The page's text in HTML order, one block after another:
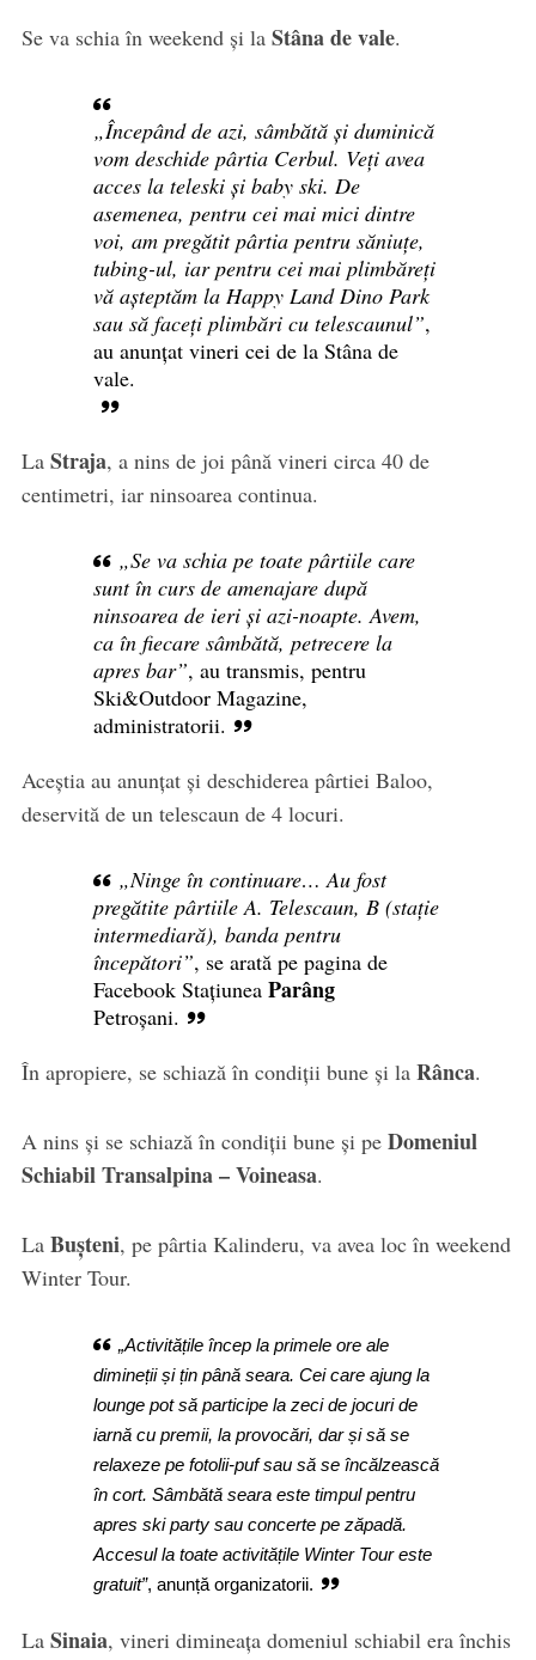
Se va schia în weekend și la Stâna de vale.
„Începând de azi, sâmbătă și duminică
vom deschide pârtia Cerbul. Veți avea
acces la teleski și baby ski. De
asemenea, pentru cei mai mici dintre
voi, am pregătit pârtia pentru săniuțe,
tubing-ul, iar pentru cei mai plimbăreți
vă așteptăm la Happy Land Dino Park
sau să faceți plimbări cu telescaunul”,
au anunțat vineri cei de la Stâna de
vale.
La Straja, a nins de joi până vineri circa 40 de
centimetri, iar ninsoarea continua.
„Se va schia pe toate pârtiile care
sunt în curs de amenajare după
ninsoarea de ieri și azi-noapte. Avem,
ca în fiecare sâmbătă, petrecere la
apres bar”, au transmis, pentru
Ski&Outdoor Magazine,
administratorii.
Aceștia au anunțat și deschiderea pârtiei Baloo,
deservită de un telescaun de 4 locuri.
„Ninge în continuare… Au fost
pregătite pârtiile A. Telescaun, B (stație
intermediară), banda pentru
începători”, se arată pe pagina de
Facebook Stațiunea Parâng
Petroșani.
În apropiere, se schiază în condiții bune și la Rânca.
A nins și se schiază în condiții bune și pe Domeniul
Schiabil Transalpina – Voineasa.
La Bușteni, pe pârtia Kalinderu, va avea loc în weekend
Winter Tour.
„Activitățile încep la primele ore ale
dimineții și țin până seara. Cei care ajung la
lounge pot să participe la zeci de jocuri de
iarnă cu premii, la provocări, dar și să se
relaxeze pe fotolii-puf sau să se încălzească
în cort. Sâmbătă seara este timpul pentru
apres ski party sau concerte pe zăpadă.
Accesul la toate activitățile Winter Tour este
gratuit”, anunță organizatorii.
La Sinaia, vineri dimineața domeniul schiabil era închis